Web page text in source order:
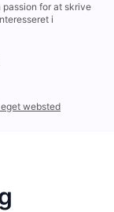
passion for at skrive
i
websted